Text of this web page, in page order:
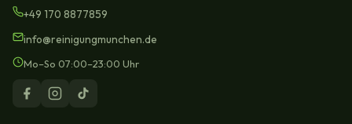
+49 170 8877859
info@reinigungmunchen.de
Mo–So 07:00–23:00 Uhr